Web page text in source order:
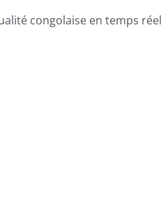
congolaise en temps réel